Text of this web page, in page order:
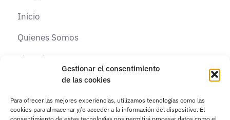
Gestionar el consentimiento
de las cookies
Para ofrecer las mejores experiencias, utilizamos tecnologías como las
cookies para almacenar y/o acceder a la información del dispositivo. El
Inicio
Quienes Somos
Elearning